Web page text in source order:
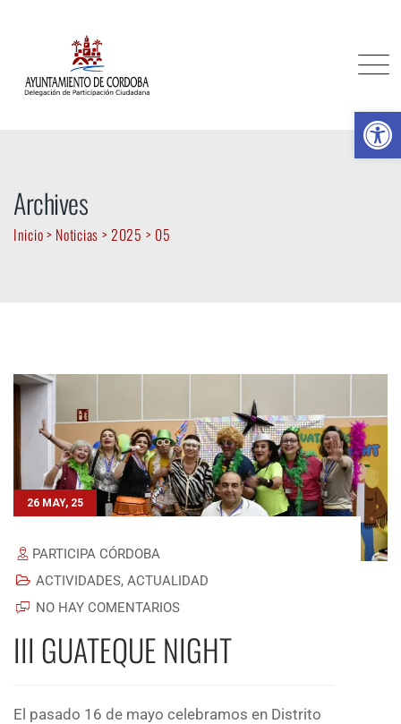
Archives
Inicio> Noticias >2025 > 05
26 MAY, 25
PARTICIPA CÓRDOBA
ACTIVIDADES, ACTUALIDAD
NO HAY COMENTARIOS
III GUATEQUE NIGHT
El pasado 16 de mayo celebramos en Distrito